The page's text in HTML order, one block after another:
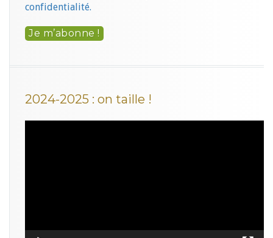
confidentialité.
2024-2025 : on taille !